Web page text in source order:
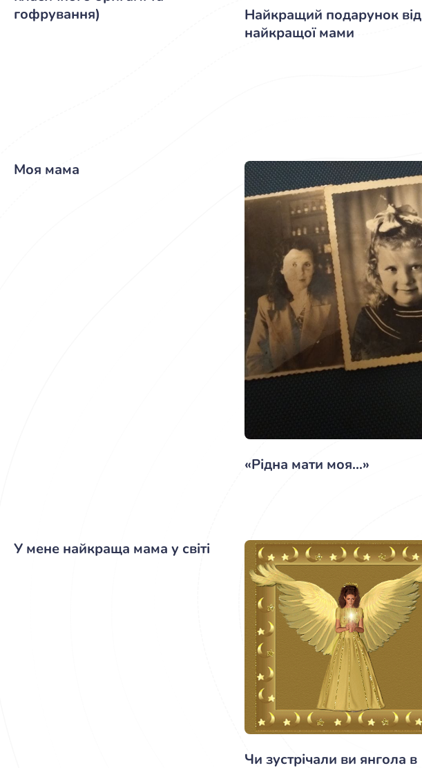
гофрування)
Найкращий подарунок від
найкращої мами
Моя мама
«Рідна мати моя…»
У мене найкраща мама у світі
Чи зустрічали ви янгола в